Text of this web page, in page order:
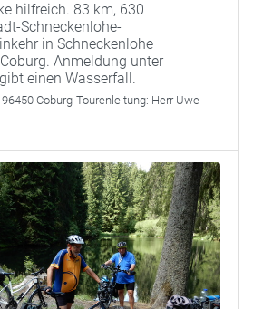
hilfreich. 83 km, 630
Schneckenlohe-
in Schneckenlohe
Anmeldung unter
einen Wasserfall.
Coburg Tourenleitung: Herr Uwe